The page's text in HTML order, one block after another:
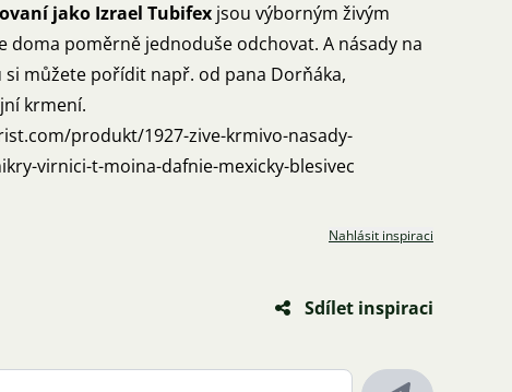
jako Izrael Tubifex jsou výborným živým
doma poměrně jednoduše odchovat. A násady na
můžete pořídit např. od pana Dorňáka,
krmení.
produkt/1927-zive-krmivo-nasady-
virnici-t-moina-dafnie-mexicky-blesivec
Nahlásit inspiraci
Sdílet inspiraci